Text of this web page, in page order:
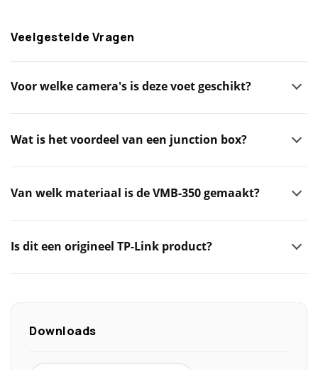
Veelgestelde Vragen
Voor welke camera's is deze voet geschikt?
Wat is het voordeel van een junction box?
Van welk materiaal is de VMB-350 gemaakt?
Is dit een origineel TP-Link product?
Downloads